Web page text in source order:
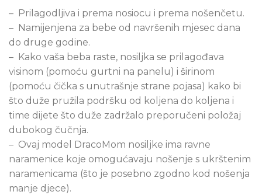
– Prilagodljiva i prema nosiocu i prema nošenčetu.
– Namijenjena za bebe od navršenih mjesec dana
do druge godine.
– Kako vaša beba raste, nosiljka se prilagođava
visinom (pomoću gurtni na panelu) i širinom
(pomoću čička s unutrašnje strane pojasa) kako bi
što duže pružila podršku od koljena do koljena i
time dijete što duže zadržalo preporučeni položaj
dubokog čučnja.
– Ovaj model DracoMom nosiljke ima ravne
naramenice koje omogućavaju nošenje s ukrštenim
naramenicama (što je posebno zgodno kod nošenja
manje djece).